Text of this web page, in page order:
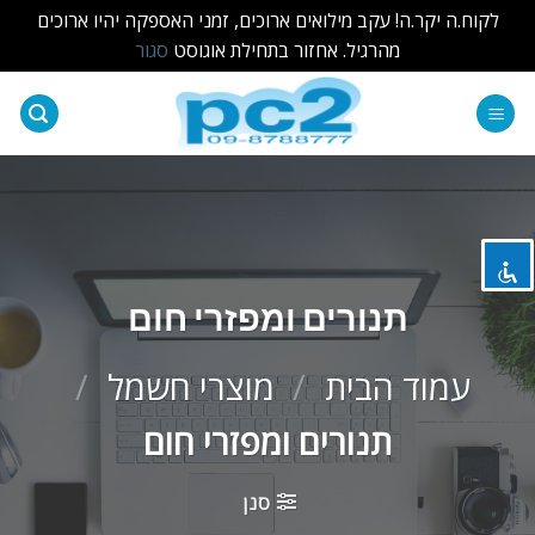
visibility_off השבת את ההבזקים
zoom_out זום (הקטנה)
zoom_in זום (הגדלה)
הקטנת גופן
הגדלת גופן
גופן קריא
לקוח.ה יקר.ה! עקב מילואים ארוכים, זמני האספקה יהיו ארוכים
מהרגיל. אחזור בתחילת אוגוסט סגור
תנורים ומפזרי חום
עמוד הבית / מוצרי חשמל /
תנורים ומפזרי חום
סנן